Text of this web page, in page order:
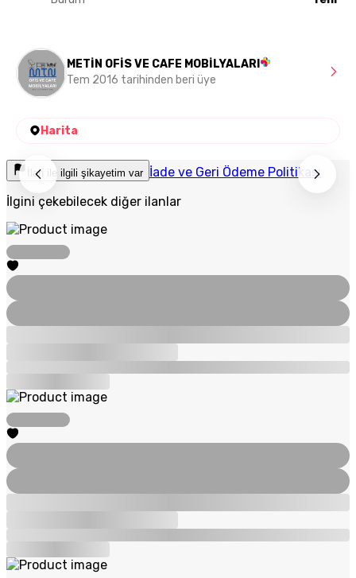
METİN OFİS VE CAFE MOBİLYALARI
Tem 2016 tarihinden beri üye
Harita
İlan ile ilgili şikayetim var İade ve Geri Ödeme Politikası
İlgini çekebilecek diğer ilanlar